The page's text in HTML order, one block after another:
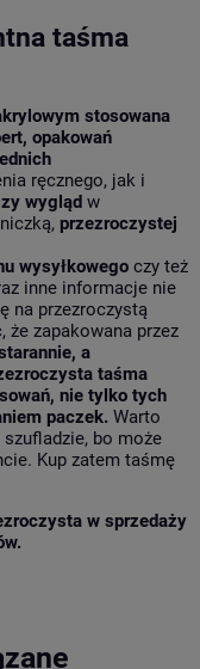
taśma
stosowana
opakowań
ręcznego, jak i
wygląd w
przezroczystej
wysyłkowego czy też
inne informacje nie
na przezroczystą
zapakowana przez
a
taśma
nie tylko tych
paczek. Warto
bo może
Kup zatem taśmę
w sprzedaży